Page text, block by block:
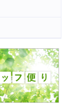
古池運動広場